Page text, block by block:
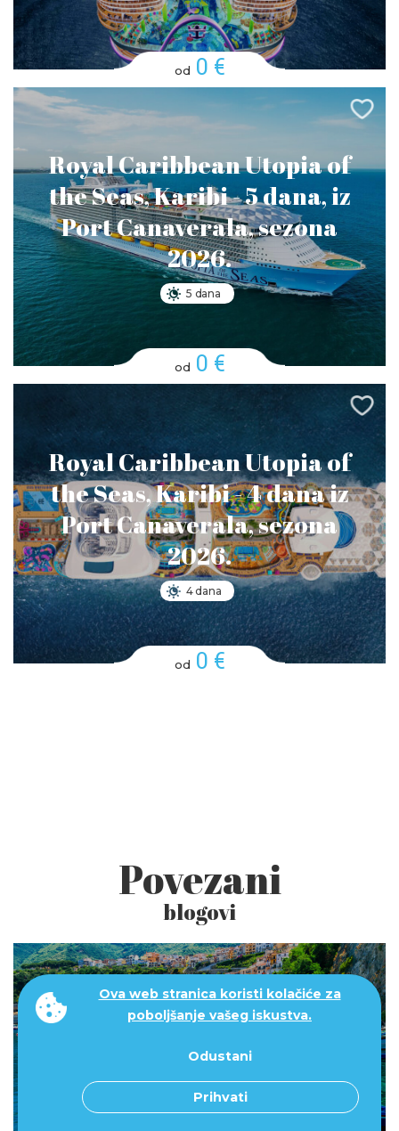
Ova web stranica koristi kolačiće za
poboljšanje vašeg iskustva.
Odustani
Prihvati
od 0 €
Royal Caribbean Utopia of
the Seas, Karibi - 5 dana, iz
Port Canaverala, sezona
2026.
5 dana
od 0 €
Royal Caribbean Utopia of
the Seas, Karibi - 4 dana iz
Port Canaverala, sezona
2026.
4 dana
od 0 €
Povezani
blogovi
Italija - čarobni jug